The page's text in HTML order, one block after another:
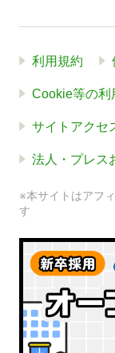
利用規約
Cookie等の利
サイトアクセ
法人・プレス
※本サイトはアフ
す